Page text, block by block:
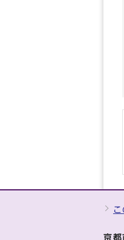
京